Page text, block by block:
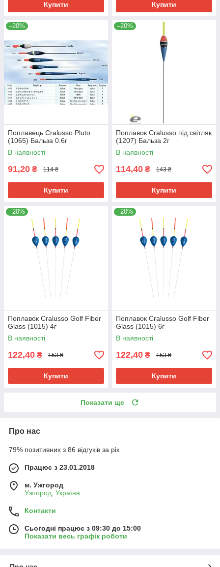
Купити Купити
–20%
Поплавець Cralusso Pluto
(1065) Бальза 0.6г
В наявності
91,20 ₴ 114 ₴
Купити
–20%
Поплавок Cralusso під світляк
(1207) Бальза 2г
В наявності
114,40 ₴ 143 ₴
Купити
–20%
Поплавок Cralusso Golf Fiber
Glass (1015) 4г
В наявності
122,40 ₴ 153 ₴
Купити
–20%
Поплавок Cralusso Golf Fiber
Glass (1015) 6г
В наявності
122,40 ₴ 153 ₴
Купити
Показати ще
Про нас
79% позитивних з 86 відгуків за рік
Працює з 23.01.2018
м. Ужгород
Ужгород, Україна
Контакти
Сьогодні працює з 09:30 до 15:00
Показати весь графік роботи